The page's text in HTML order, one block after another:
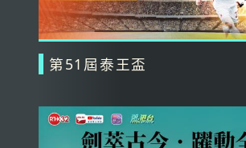
第51屆泰王盃